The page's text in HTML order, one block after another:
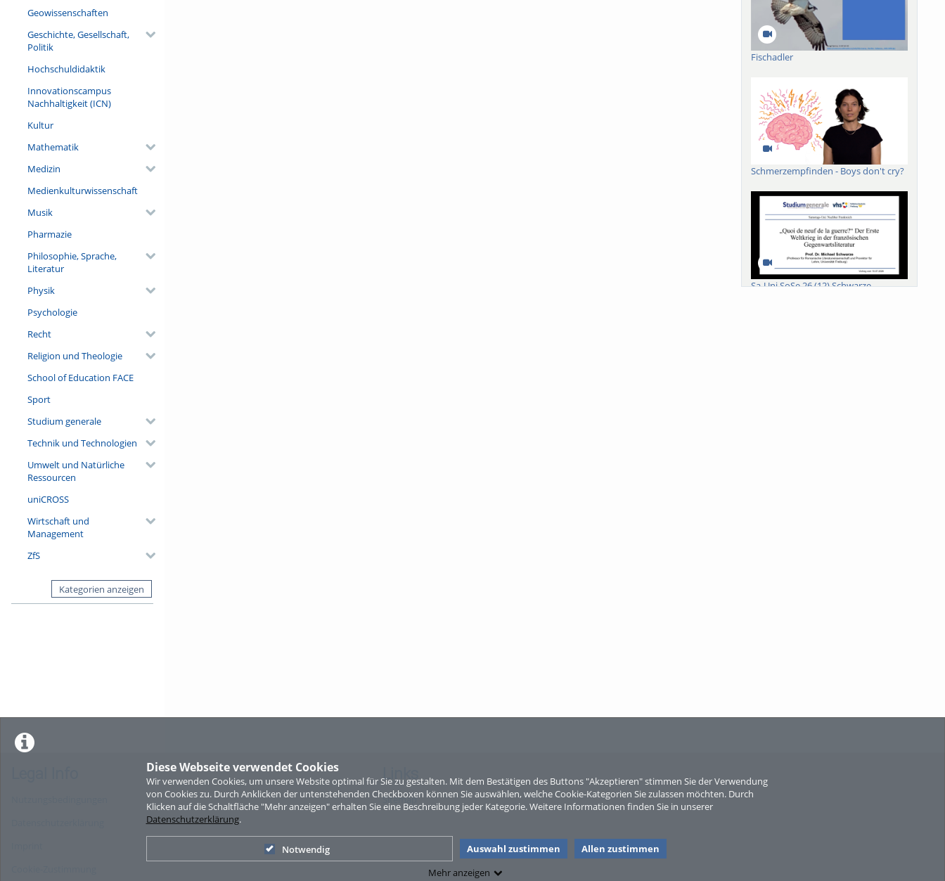
Diese Webseite verwendet Cookies
Wir verwenden Cookies, um unsere Website optimal für Sie zu gestalten. Mit dem Bestätigen des Buttons "Akzeptieren" stimmen Sie der Verwendung
von Cookies zu. Durch Anklicken der untenstehenden Checkboxen können Sie auswählen, welche Cookie-Kategorien Sie zulassen möchten. Durch
Klicken auf die Schaltfläche "Mehr anzeigen" erhalten Sie eine Beschreibung jeder Kategorie. Weitere Informationen finden Sie in unserer
Datenschutzerklärung.
Notwendig Auswahl zustimmen
Allen zustimmen
Mehr anzeigen
Geowissenschaften
Geschichte, Gesellschaft,
Politik
Hochschuldidaktik
Innovationscampus
Nachhaltigkeit (ICN)
Kultur
Mathematik
Medizin
Medienkulturwissenschaft
Musik
Pharmazie
Philosophie, Sprache,
Literatur
Physik
Psychologie
Recht
Religion und Theologie
School of Education FACE
Sport
Studium generale
Technik und Technologien
Umwelt und Natürliche
Ressourcen
uniCROSS
Wirtschaft und
Management
ZfS
Kategorien anzeigen
Fischadler
Schmerzempfinden - Boys don't cry?
Sa-Uni SoSe 26 (12) Schwarze
Sperber
Links
Sitemap